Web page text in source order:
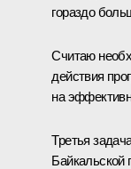
гораздо
Считаю
действия
на
Третья
Байкальской